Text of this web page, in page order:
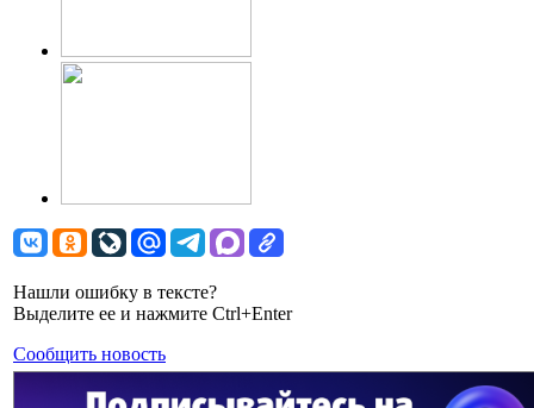
Нашли ошибку в тексте?
Выделите ее и нажмите Ctrl+Enter
Сообщить новость